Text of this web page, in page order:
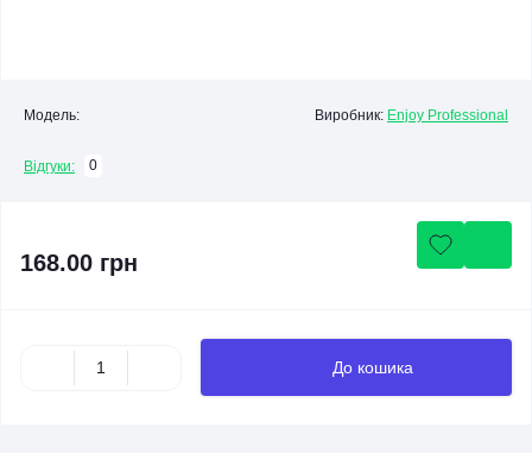
Модель: Виробник: Enjoy Professional
Відгуки: 0
168.00 грн
До кошика